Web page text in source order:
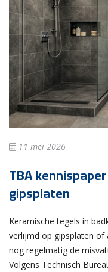
11 mei 2026
TBA
gipsplaten
Keramische tegels in
verlijmd op gipsplaten of
nog regelmatig de
Volgens Technisch